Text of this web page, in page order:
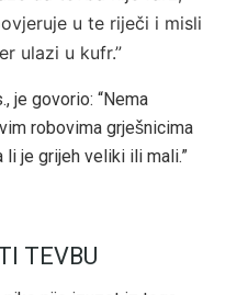
u te riječi i misli
ulazi u kufr.”
je govorio: “Nema
robovima grješnicima
je grijeh veliki ili mali.”
TEVBU